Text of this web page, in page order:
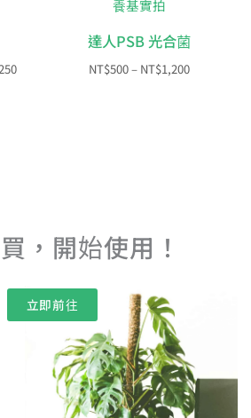
NT$2,250
達人PSB 光合菌
NT$500– NT$1,200
NT$500
到
NT$1,200
，開始使用！
立即前往